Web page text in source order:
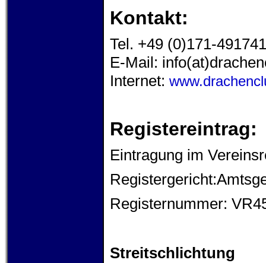
Kontakt:
Tel. +49 (0)171-
E-Mail:
Internet:
Registereintrag:
Eintragung im
Registernummer:
Streitschlichtung